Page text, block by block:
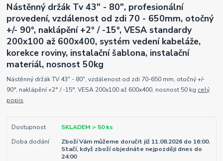
Nástěnný držák Tv 43" - 80", profesionální
provedení, vzdálenost od zdi 70 - 650mm, otočný
+/- 90°, naklápění +2° / -15°, VESA standardy
200x100 až 600x400, systém vedení kabeláže,
korekce roviny, instalační šablona, instalační
materiál, nosnost 50kg
Nástěnný držák TV 43" - 80", vzdálenost od zdi 70-650 mm, otočný +/-
90°, naklápění +2° / -15°, VESA 200x100 až 600x400, nosnost 50 kg celý
popis
Dostupnost
SKLADEM > 50 ks
Doba dodání
Zboží Vám můžeme doručit již 11.08.2026 do 16:00.
Stačí, když zboží objednáte nejpozději dnes do
24:00